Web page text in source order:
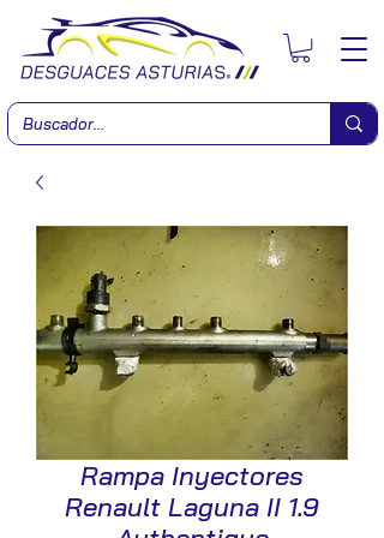
Rampa Inyectores
Renault Laguna II 1.9